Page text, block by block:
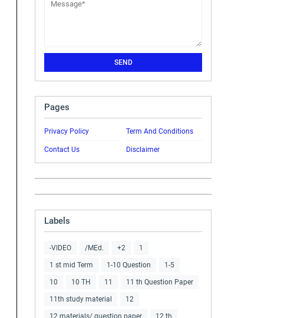
Pages
Privacy Policy Term And Conditions
Contact Us Disclaimer
Labels
-VIDEO /MEd. +2 1
1 st mid Term 1-10 Question 1-5
10 10 TH 11 11 th Question Paper
11th study material 12